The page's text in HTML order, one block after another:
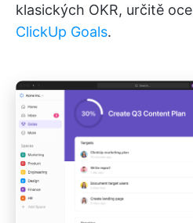
klasických OKR, určitě
ClickUp Goals.